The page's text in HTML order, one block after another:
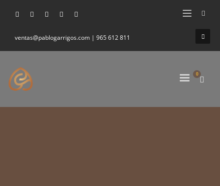
ventas@pablogarrigos.com | 965 612 811